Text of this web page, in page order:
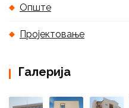
Опште
Пројектовање
Галерија